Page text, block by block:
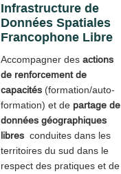
Infrastructure de
Données Spatiales
Francophone Libre
Accompagner des actions
de renforcement de
capacités(formation/auto-
formation) et de partage de
données géographiques
libresconduites dans les
territoires du sud dans le
respect des pratiques et de